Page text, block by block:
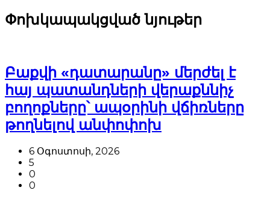
Փոխկապակցված նյութեր
Բաքվի «դատարանը» մերժել է
հայ պատանդների վերաքննիչ
բողոքները՝ ապօրինի վճիռները
թողնելով անփոփոխ
6 Օգոստոսի, 2026
5
0
0